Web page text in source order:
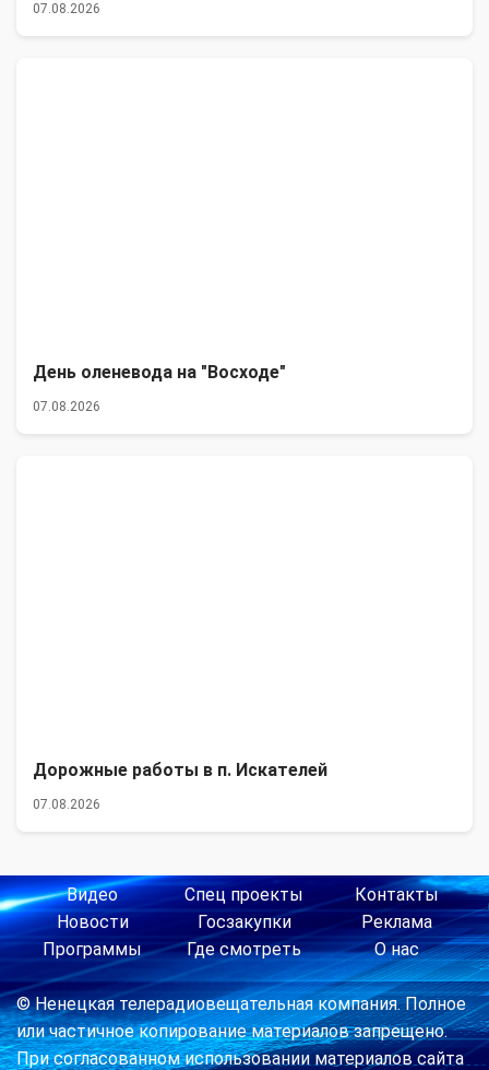
07.08.2026
День оленевода на "Восходе"
07.08.2026
Дорожные работы в п. Искателей
07.08.2026
Видео
Новости
Программы
Спец проекты
Госзакупки
Где смотреть
Контакты
Реклама
О нас
© Ненецкая телерадиовещательная компания. Полное
или частичное копирование материалов запрещено.
При согласованном использовании материалов сайта